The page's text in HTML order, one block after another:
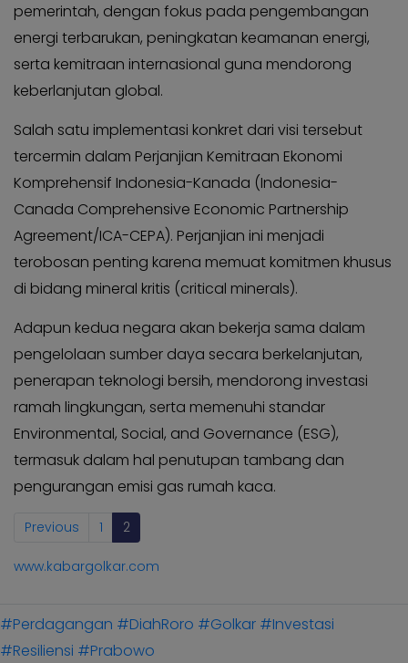
pemerintah, dengan fokus pada pengembangan
energi terbarukan, peningkatan keamanan energi,
serta kemitraan internasional guna mendorong
keberlanjutan global.
Salah satu implementasi konkret dari visi tersebut
tercermin dalam Perjanjian Kemitraan Ekonomi
Komprehensif Indonesia-Kanada (Indonesia-
Canada Comprehensive Economic Partnership
Agreement/ICA-CEPA). Perjanjian ini menjadi
terobosan penting karena memuat komitmen khusus
di bidang mineral kritis (critical minerals).
Adapun kedua negara akan bekerja sama dalam
pengelolaan sumber daya secara berkelanjutan,
penerapan teknologi bersih, mendorong investasi
ramah lingkungan, serta memenuhi standar
Environmental, Social, and Governance (ESG),
termasuk dalam hal penutupan tambang dan
pengurangan emisi gas rumah kaca.
Previous 1 2
www.kabargolkar.com
#Perdagangan #DiahRoro #Golkar #Investasi
#Resiliensi #Prabowo